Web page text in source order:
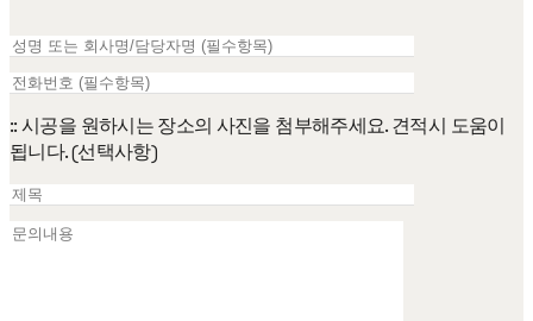
:: 시공을 원하시는 장소의 사진을 첨부해주세요. 견적시 도움이
됩니다. (선택사항)